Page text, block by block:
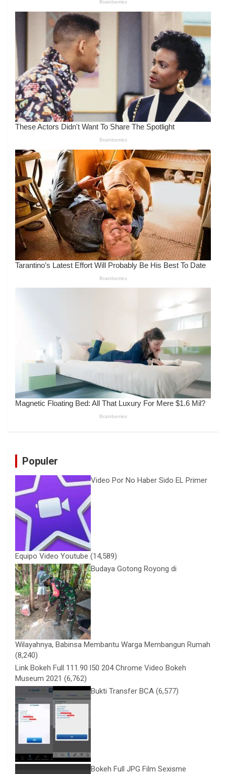
Populer
Video Por No Haber Sido EL Primer
Equipo Video Youtube (14,589)
Budaya Gotong Royong di
Wilayahnya, Babinsa Membantu Warga Membangun Rumah
(8,240)
Link Bokeh Full 111.90 l50 204 Chrome Video Bokeh
Museum 2021 (6,762)
Bukti Transfer BCA (6,577)
Bokeh Full JPG Film Sexisme